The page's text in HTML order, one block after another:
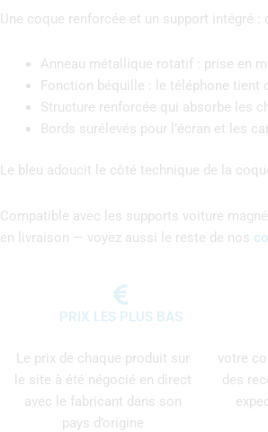
Une coque renforcée et un support intégré
Anneau métallique rotatif : prise en
Fonction béquille : le téléphone
Structure renforcée qui absorbe les
Bords surélevés pour l’écran et les
Le bleu adoucit le côté technique de la
Compatible avec les supports voiture
en livraison — voyez aussi le reste de nos
PRIX LES PLUS BAS
Le prix de chaque produit sur
le site à été négocié en direct
avec le fabricant dans son
pays d’origine
votre
des